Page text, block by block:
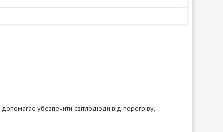
убезпечити світлодіоди від перегріву,